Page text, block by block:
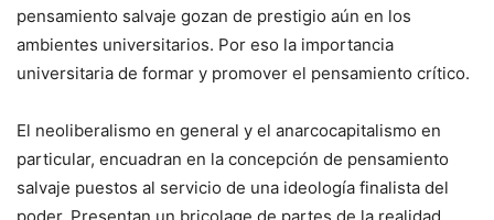
pensamiento salvaje gozan de prestigio aún en los
ambientes universitarios. Por eso la importancia
universitaria de formar y promover el pensamiento crítico.
El neoliberalismo en general y el anarcocapitalismo en
particular, encuadran en la concepción de pensamiento
salvaje puestos al servicio de una ideología finalista del